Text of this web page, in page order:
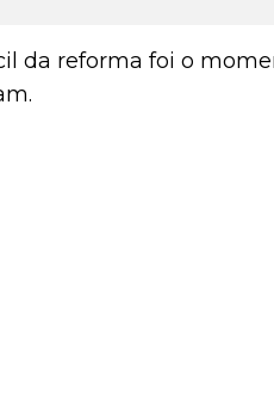
da reforma foi o